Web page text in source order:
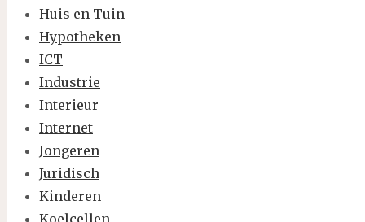
Huis en Tuin
Hypotheken
ICT
Industrie
Interieur
Internet
Jongeren
Juridisch
Kinderen